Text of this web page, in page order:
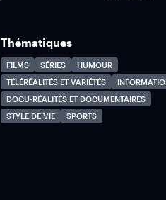
Thématiques
FILMS SÉRIES
HUMOUR
TÉLÉRÉALITÉS ET VARIÉTÉS
DOCU-RÉALITÉS ET DOCUMENTAIRES
STYLE DE VIE
SPORTS